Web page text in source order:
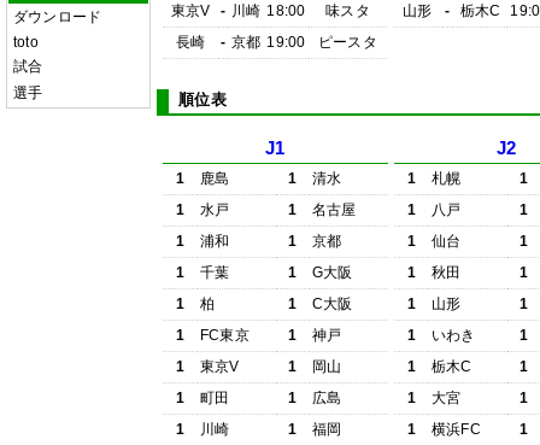
ダウンロード
toto
試合
選手
東京V
- 川崎 18:00
味スタ
長崎
- 京都 19:00 ピースタ
山形
- 栃木C
順位表
J1
1 鹿島 1
清水
1
水戸 1
名古屋
1
浦和 1
京都
1
千葉 1
G大阪
1
柏 1
C大阪
1
FC東京 1
神戸
1
東京V 1
岡山
1
町田 1
広島
1
川崎 1
福岡
J2
1 札幌
1
1
八戸
1
1
仙台
1
1
秋田
1
1
山形
1
1
いわき
1
1
栃木C
1
1
大宮
1
1
横浜FC
1